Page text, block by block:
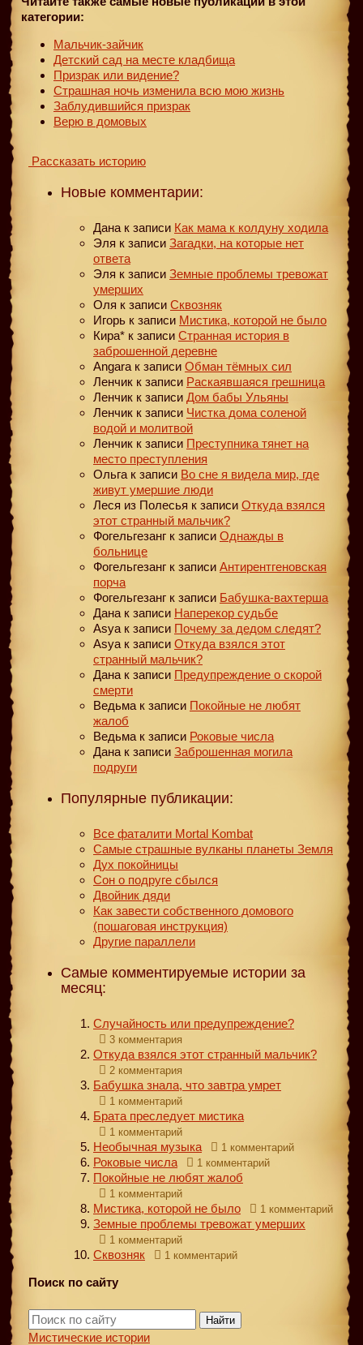
категории:
Мальчик-зайчик
Детский сад на месте кладбища
Призрак или видение?
Страшная ночь изменила всю мою жизнь
Заблудившийся призрак
Верю в домовых
Рассказать историю
Новые комментарии:
Дана к записи Как мама к колдуну ходила
Эля к записи Загадки, на которые нет
ответа
Эля к записи Земные проблемы тревожат
умерших
Оля к записи Сквозняк
Игорь к записи Мистика, которой не было
Кира* к записи Странная история в
заброшенной деревне
Angara к записи Обман тёмных сил
Ленчик к записи Раскаявшаяся грешница
Ленчик к записи Дом бабы Ульяны
Ленчик к записи Чистка дома соленой
водой и молитвой
Ленчик к записи Преступника тянет на
место преступления
Ольга к записи Во сне я видела мир, где
живут умершие люди
Леся из Полесья к записи Откуда взялся
этот странный мальчик?
Фогельгезанг к записи Однажды в
больнице
Фогельгезанг к записи Антирентгеновская
порча
Фогельгезанг к записи Бабушка-вахтерша
Дана к записи Наперекор судьбе
Asya к записи Почему за дедом следят?
Asya к записи Откуда взялся этот
странный мальчик?
Дана к записи Предупреждение о скорой
смерти
Ведьма к записи Покойные не любят
жалоб
Ведьма к записи Роковые числа
Дана к записи Заброшенная могила
подруги
Популярные публикации:
Все фаталити Mortal Kombat
Самые страшные вулканы планеты Земля
Дух покойницы
Сон о подруге сбылся
Двойник дяди
Как завести собственного домового
(пошаговая инструкция)
Другие параллели
Самые комментируемые истории за
месяц:
Случайность или предупреждение?
3 комментария
Откуда взялся этот странный мальчик?
2 комментария
Бабушка знала, что завтра умрет
1 комментарий
Брата преследует мистика
1 комментарий
Необычная музыка 1 комментарий
Роковые числа 1 комментарий
Покойные не любят жалоб
1 комментарий
Мистика, которой не было 1 комментарий
Земные проблемы тревожат умерших
1 комментарий
Сквозняк 1 комментарий
Поиск по сайту
Найти
Мистические истории